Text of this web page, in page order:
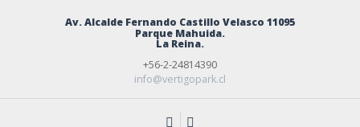
Av. Alcalde Fernando Castillo Velasco 11095
Parque Mahuida.
La Reina.
+56-2-24814390
info@vertigopark.cl